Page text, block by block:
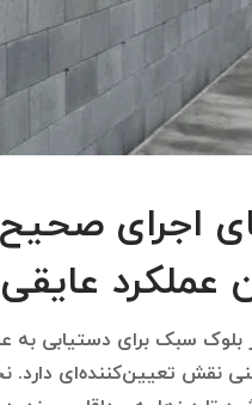
اجرای صحیح
عملکرد عایقی
بلوک سبک برای دستیابی به
فنی نقش تعیین‌کننده‌ای